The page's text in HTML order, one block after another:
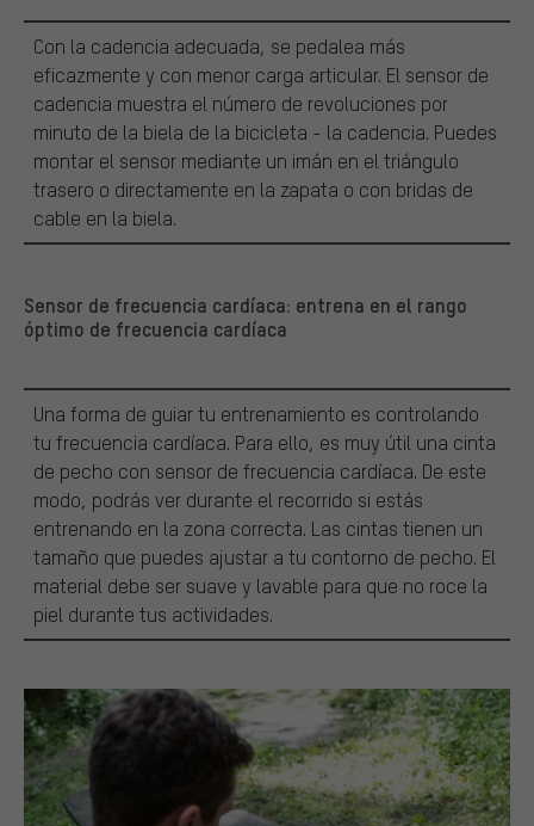
Con la cadencia adecuada, se pedalea más
eficazmente y con menor carga articular. El sensor de
cadencia muestra el número de revoluciones por
minuto de la biela de la bicicleta - la cadencia. Puedes
montar el sensor mediante un imán en el triángulo
trasero o directamente en la zapata o con bridas de
cable en la biela.
Sensor de frecuencia cardíaca: entrena en el rango
óptimo de frecuencia cardíaca
Una forma de guiar tu entrenamiento es controlando
tu frecuencia cardíaca. Para ello, es muy útil una cinta
de pecho con sensor de frecuencia cardíaca. De este
modo, podrás ver durante el recorrido si estás
entrenando en la zona correcta. Las cintas tienen un
tamaño que puedes ajustar a tu contorno de pecho. El
material debe ser suave y lavable para que no roce la
piel durante tus actividades.